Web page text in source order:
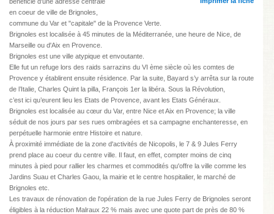
en coeur de ville de Brignoles,
commune du Var et "capitale" de la Provence Verte.
Brignoles est localisée à 45 minutes de la Méditerranée, une heure de Nice, de
Marseille ou d'Aix en Provence.
Brignoles est une ville atypique et envoutante.
Elle fut un refuge lors des raids sarrazins du VI ème siècle où les comtes de
Provence y établirent ensuite résidence. Par la suite, Bayard s’y arrêta sur la route
de l’Italie, Charles Quint la pilla, François 1er la libéra. Sous la Révolution,
c’est ici qu’eurent lieu les Etats de Provence, avant les Etats Généraux.
Brignoles est localisée au cœur du Var, entre Nice et Aix en Provence; la ville
séduit de nos jours par ses rues ombragées et sa campagne enchanteresse, en
perpétuelle harmonie entre Histoire et nature.
À proximité immédiate de la zone d'activités de Nicopolis, le 7 & 9 Jules Ferry
prend place au coeur du centre ville. Il faut, en effet, compter moins de cinq
minutes à pied pour rallier les charmes et commodités qu'offre la ville comme les
Jardins Suau et Charles Gaou, la mairie et le centre hospitalier, le marché de
Brignoles etc.
Les travaux de rénovation de l'opération de la rue Jules Ferry de Brignoles seront
éligibles à la réduction Malraux 22 % mais avec une quote part de près de 80 %